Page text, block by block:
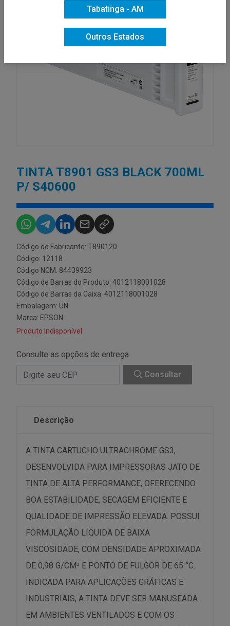
TINTA T8901 GS3 BLACK 700ML
P/ S40600
Código do Fabricante: T890120
Código: 12118
Código NCM: 84439923
Código de Barras do Produto: 4012118001028
Código de Barras da Caixa: 4012118001028
Embalagem: UN
Marca: EPSON
Produto Indisponível
Consulte as opções de entrega
Consultar
Descrição
A TINTA CARTUCHO ULTRACHROME GS3,
DESENVOLVIDA PARA IMPRESSORAS JATO DE
TINTA DE ALTA PERFORMANCE, OFERECENDO
BOA ESTABILIDADE, SECAGEM EFICIENTE E
QUALIDADE DE IMPRESSÃO ELEVADA. POSSUI
FORMULAÇÃO LÍQUIDA DE BAIXA
VISCOSIDADE, COM DENSIDADE APROXIMADA
DE 0,98 G/CM³ E PONTO DE FULGOR DE 65 °C.
INDICADA PARA APLICAÇÕES GRÁFICAS E
INDUSTRIAIS, A TINTA DEVE SER MANUSEADA
EM AMBIENTES VENTILADOS E COM OS
Tabatinga - AM
Outros Estados